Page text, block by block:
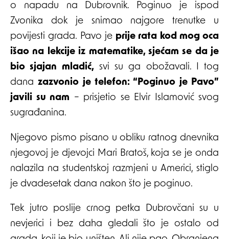
o napadu na Dubrovnik. Poginuo je ispod
Zvonika dok je snimao najgore trenutke u
povijesti grada. Pavo je prije rata kod mog oca
išao na lekcije iz matematike, sjećam se da je
bio sjajan mladić,svi su ga obožavali. I tog
danazazvonio je telefon: “Poginuo je Pavo”
javili su nam – prisjetio se Elvir Islamović svog
sugrađanina.
Njegovo pismo pisano u obliku ratnog dnevnika
njegovoj je djevojci Mari Bratoš, koja se je onda
nalazila na studentskoj razmjeni u Americi, stiglo
je dvadesetak dana nakon što je poginuo.
Tek jutro poslije crnog petka Dubrovčani su u
nevjerici i bez daha gledali što je ostalo od